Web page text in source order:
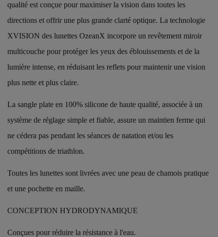
qualité est conçue pour maximiser la vision dans toutes les
directions et offrir une plus grande clarté optique. La technologie
XVISION des lunettes OzeanX incorpore un revêtement miroir
multicouche pour protéger les yeux des éblouissements et de la
lumière intense, en réduisant les reflets pour maintenir une vision
plus nette et plus claire.
La sangle plate en 100% silicone de haute qualité, associée à un
système de réglage simple et fiable, assure un maintien ferme qui
ne cédera pas pendant les séances de natation et/ou les
compétitions de triathlon.
Toutes les lunettes sont livrées avec une peau de chamois pratique
et une pochette en maille.
CONCEPTION HYDRODYNAMIQUE
Conçues pour réduire la résistance à l'eau.